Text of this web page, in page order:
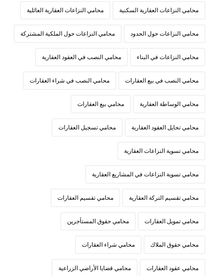
محامي النزاعات العقارية السكنية محامي النزاعات العقارية العائلية
محامي النزاعات حول الحدود محامي النزاعات حول الملكية المشتركة
محامي النزاعات في البناء محامي النصب في العقود العقارية
محامي النصب في بيع العقارات محامي النصب في شراء العقارات
محامي الوساطة العقارية محامي بيع العقارات
محامي تحايل العقود العقارية محامي تسجيل العقارات
محامي تسوية النزاعات العقارية
محامي تسوية النزاعات في المشاريع العقارية
محامي تقسيم التركة العقارية محامي تقسيم العقارات
محامي تمويل العقارات محامي حقوق المستأجرين
محامي حقوق الملاك محامي شراء العقارات
محامي عقود العقارات محامي قضايا الأراضي الزراعية